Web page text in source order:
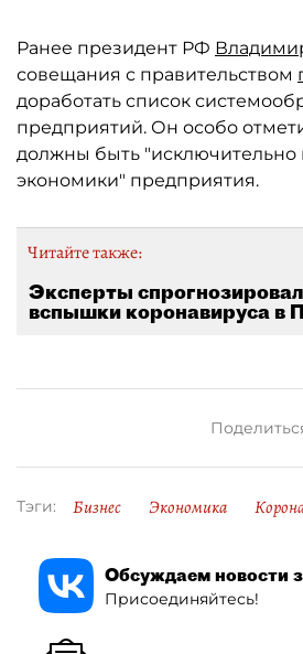
Ранее президент РФ
совещания с правительством
доработать список
предприятий. Он особо
должны быть "исключительно
экономики" предприятия.
Читайте также:
Эксперты
вспышки коронавируса в
Тэги: Бизнес Экономика
Обсуждаем новости
Присоединяйтесь!